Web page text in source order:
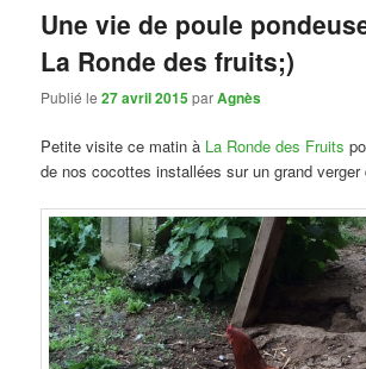
Une vie de poule
La Ronde des fruits;)
Publié le27 avril 2015parAgnès
Petite visite ce matin à La Ronde des Fruits
de nos cocottes installées sur un grand verger